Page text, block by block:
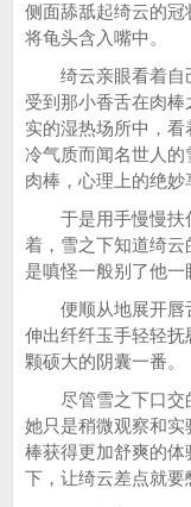
侧面舔舐起绮云的
将龟头含入嘴中。
绮云亲眼看着自
受到那小香舌在肉
实的湿热场所中，
冷气质而闻名世人
肉棒，心理上的绝妙
于是用手慢慢扶
着，雪之下知道绮
是嗔怪一般别了他一
便顺从地展开唇
伸出纤纤玉手轻轻
颗硕大的阴囊一番。
尽管雪之下口交
她只是稍微观察和
棒获得更加舒爽的
下，让绮云差点就要